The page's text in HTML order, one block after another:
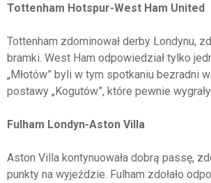
Tottenham Hotspur-West Ham United
Tottenham zdominował derby Londynu,
bramki. West Ham odpowiedział tylko
„Młotów” byli w tym spotkaniu bezradni
postawy „Kogutów”, które pewnie
Fulham Londyn-Aston Villa
Aston Villa kontynuowała dobrą passę,
punkty na wyjeździe. Fulham zdołało